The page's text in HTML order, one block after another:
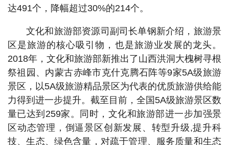
达491个，降幅超过30%的214个。
文化和旅游部资源司副司长单钢新介绍，旅游景
区是旅游的核心吸引物，也是旅游业发展的龙头。
2018年，文化和旅游部新推出了山西洪洞大槐树寻根
祭祖园、内蒙古赤峰市克什克腾石阵等9家5A级旅游
景区，以5A级旅游精品景区为代表的优质旅游供给能
力得到进一步提升。截至目前，全国5A级旅游景区数
量已达到259家。同时，文化和旅游部进一步加强景
区动态管理，倒逼景区创新发展、转型升级,提升科
技、生态、绿色含量，对疏于管理、服务质量和生态